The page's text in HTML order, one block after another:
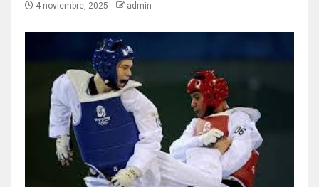
4 noviembre, 2025 admin